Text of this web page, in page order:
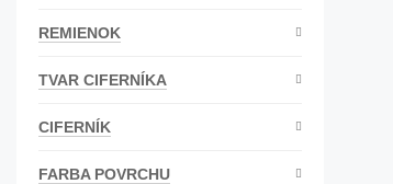
REMIENOK
TVAR CIFERNÍKA
CIFERNÍK
FARBA POVRCHU